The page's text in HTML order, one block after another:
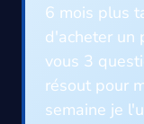
6 mois plus
d'acheter un
vous 3
résout pour
semaine je